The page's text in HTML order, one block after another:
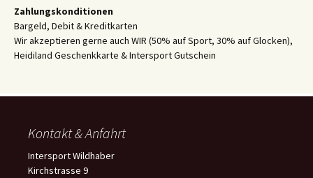
Zahlungskonditionen
Bargeld, Debit & Kreditkarten
Wir akzeptieren gerne auch WIR (50% auf Sport, 30% auf Glocken),
Heidiland Geschenkkarte & Intersport Gutschein
Kontakt & Anfahrt
Intersport Wildhaber
Kirchstrasse 9